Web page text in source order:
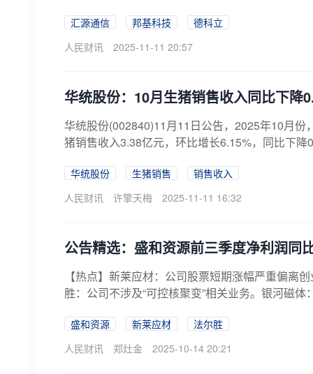
汇源通信 邦基科技
德科立
人民财讯
2025-11-11 20:57
华统股份：10月生猪销售收入同比下降
华统股份(002840)11月11日公告，2025年10月
猪销售收入3.38亿元，环比增长6.15%，同比下降
华统股份 生猪销售
销售收入
人民财讯
许擎天梅 2025-11-11 16:32
公告精选：盛和资源前三季度净利润同
【热点】新莱应材：公司股票短期涨幅严重偏离
胜：公司不涉及“可控核聚变”相关业务。银河磁
盛和资源 新莱应材
法尔胜
人民财讯
郑灶金 2025-10-14 20:21